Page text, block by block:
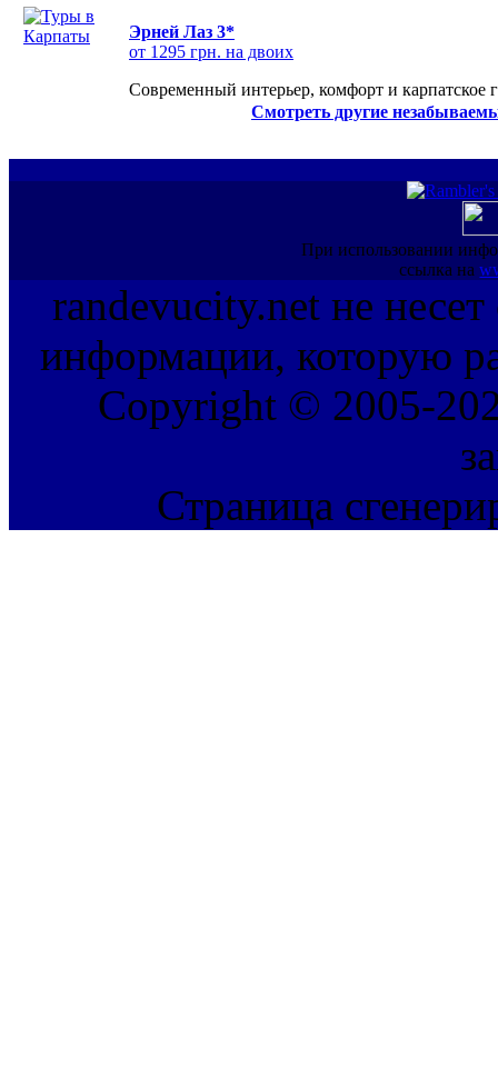
Эрней Лаз 3*
от 1295 грн. на двоих
Современный интерьер, комфорт и карпатское
Смотреть другие
При использовании
ссылка на
randevucity.net не несет
информации, которую
Copyright © 2005-
Страница